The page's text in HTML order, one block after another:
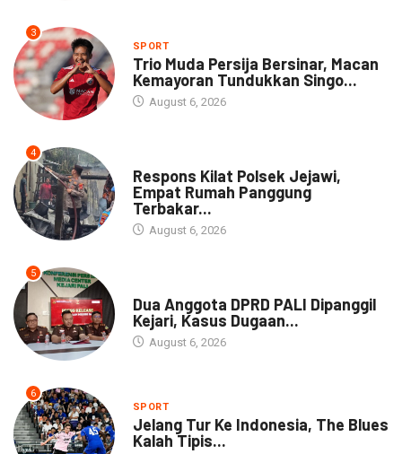
3
SPORT
Trio Muda Persija Bersinar, Macan
Kemayoran Tundukkan Singo...
August 6, 2026
4
Respons Kilat Polsek Jejawi,
Empat Rumah Panggung
Terbakar...
August 6, 2026
5
Dua Anggota DPRD PALI Dipanggil
Kejari, Kasus Dugaan...
August 6, 2026
6
SPORT
Jelang Tur Ke Indonesia, The Blues
Kalah Tipis...